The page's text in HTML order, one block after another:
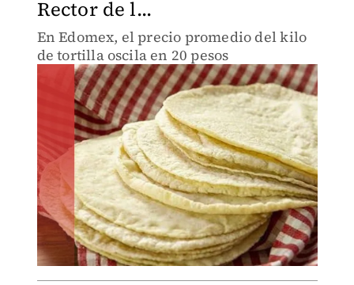
Rector de l...
En Edomex, el precio promedio del kilo
de tortilla oscila en 20 pesos